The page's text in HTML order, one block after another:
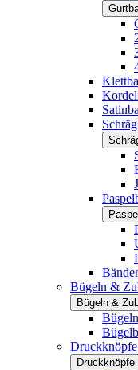
Bügeln &
Bügeln &
Druckknöpfe
Druckknöpfe